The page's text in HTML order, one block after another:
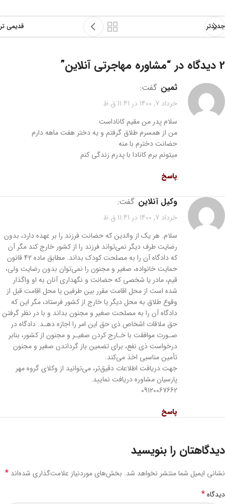
جدیدتر قدیمی تر
2 دیدگاه در “ مشاوره مهاجرتی آنلاین”
ثمين گفت:
خرداد 7, 1400 در 11:41 ق.ظ
سلام پدر من مقيم كاناداست
من از همسرم طلاق گرفتم و يه دختر هفت ماهه دارم
حضانت دخترم با منه
ميتونم برم كانادا با پدرم زندگى كنم
پاسخ
وکیل آنلاین گفت:
خرداد 7, 1400 در 11:41 ق.ظ
سلام. هر یک از والدین که حضانت فرزند را بر عهده دارد، بدون
رضایت طرف دیگر نمی‌تواند فرزند را از کشور خارج کند مگر آن
که دادگاه آن را به مصلحت کودک بداند. مطابق ماده 42 قانون
حمایت خانواده، صغیر و مجنون را نمی‌توان بدون رضایت ولی،
قیم، مادر یا شخصی که حضانت و نگهداری آنان به او واگذار
شده است از محل اقامت مقرر بین طرفین یا محل اقامت قبل از
وقوع طلاق به محل دیگر یا خارج از کشور فرستاد، مگر این که
دادگاه آن را به مصلحت صغیر و مجنون بداند و با در نظر گرفتن
حق ملاقات اشخاص ذی‌ حق این امر را اجازه دهـد. دادگاه در
صـورت موافقت با خـارج کردن صغیـر و مجنون از کشور، بنابر
درخواست ذی ‌نفع، برای تضمین باز گرداندن صغیر و مجنون
تأمین مناسبی اخذ می‌کند.
جهت دریافت اطلاعات دقیق‌تر، می‌توانید از وکلای گروه مهر
پارسیان مشاوره دریافت نمایید.
09120067662
پاسخ
دیدگاهتان را بنویسید
نشانی ایمیل شما منتشر نخواهد شد. بخش‌های موردنیاز علامت‌گذاری شده‌اند *
دیدگاه*